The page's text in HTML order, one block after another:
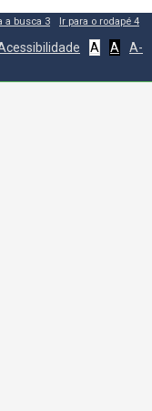
a busca 3 Ir para o rodapé 4
A A A-